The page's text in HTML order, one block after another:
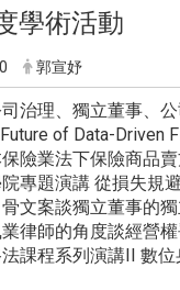
學術活動
郭宣妤
治理、獨立董事、
of Data-Driven
險業法下保險商品
院專題演講 從損失規
文案談獨立董事的
律師的角度談經營
課程系列演講II 數